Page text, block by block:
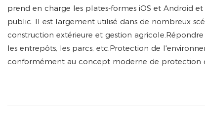
prend en charge les plates-formes iOS et Android
public. Il est largement utilisé dans de nombreux
construction extérieure et gestion
les entrepôts, les parcs, etc.Protection de
conformément au concept moderne de protection